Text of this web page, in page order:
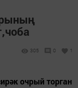
305 0 1
очрый торган